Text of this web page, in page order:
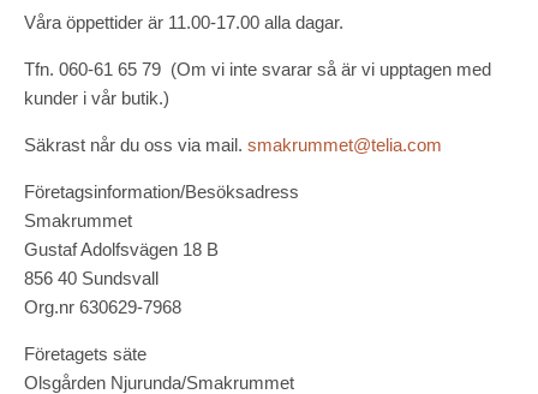
Våra öppettider är 11.00-17.00 alla dagar.
Tfn. 060-61 65 79 (Om vi inte svarar så är vi upptagen med
kunder i vår butik.)
Säkrast når du oss via mail. smakrummet@telia.com
Företagsinformation/Besöksadress
Smakrummet
Gustaf Adolfsvägen 18 B
856 40 Sundsvall
Org.nr 630629-7968
Företagets säte
Olsgården Njurunda/Smakrummet